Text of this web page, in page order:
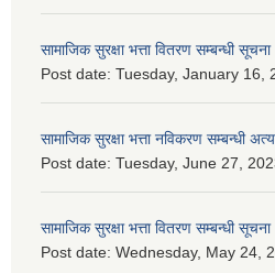
सामाजिक सुरक्षा भत्ता वितरण सम्बन्धी
Post date: Tuesday, January 16,
सामाजिक सुरक्षा भत्ता नविकरण सम्बन्धी
Post date: Tuesday, June 27,
सामाजिक सुरक्षा भत्ता वितरण सम्बन्धी
Post date: Wednesday, May 24,